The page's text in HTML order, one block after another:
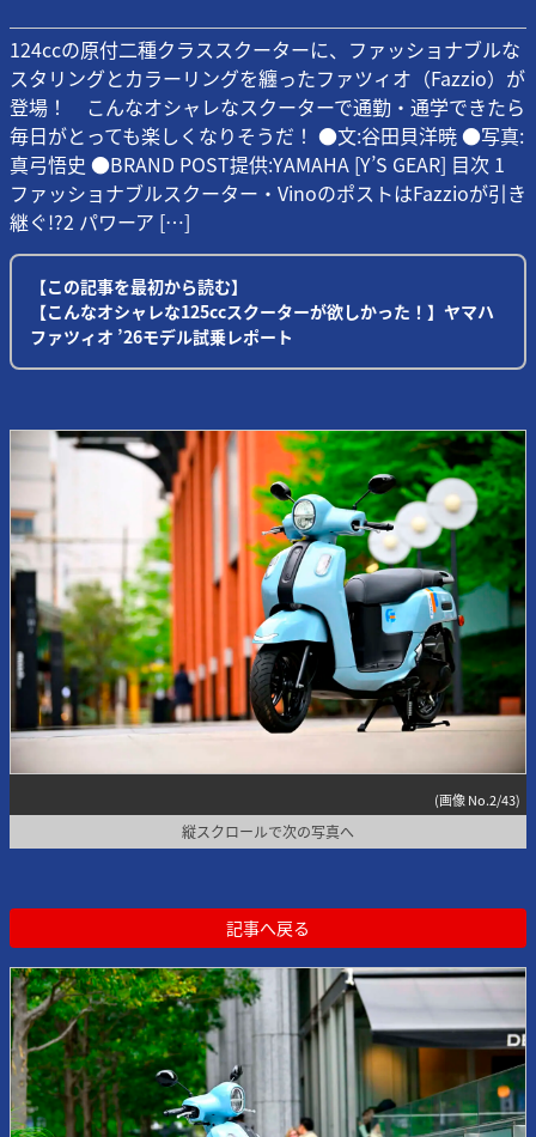
124ccの原付二種クラススクーターに、ファッショナブルな
スタリングとカラーリングを纏ったファツィオ（Fazzio）が
登場！ こんなオシャレなスクーターで通勤・通学できたら
毎日がとっても楽しくなりそうだ！ ●文:谷田貝洋暁 ●写真:
真弓悟史 ●BRAND POST提供:YAMAHA [Y’S GEAR] 目次 1
ファッショナブルスクーター・VinoのポストはFazzioが引き
継ぐ!?2 パワーア […]
【この記事を最初から読む】
【こんなオシャレな125ccスクーターが欲しかった！】ヤマハ
ファツィオ ’26モデル試乗レポート
(画像 No.2/43)
縦スクロールで次の写真へ
記事へ戻る